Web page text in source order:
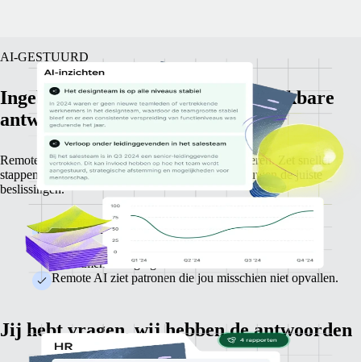
AI-GESTUURD
Ingebouwde intelligentie voor bruikbare
antwoorden in een handomdraai.
Remote AI doet meer dan alleen gegevens analyseren. Zet sneller
stappen, ga grondiger te werk en neem vol vertrouwen de juiste
beslissingen.
Identificeer problemen voordat ze escaleren.
Bekijk belangrijke trends, zoals verlooppieken en
recruitmentuitdagingen.
Remote AI ziet patronen die jou misschien niet opvallen.
Jij hebt vragen, wij hebben de antwoorden